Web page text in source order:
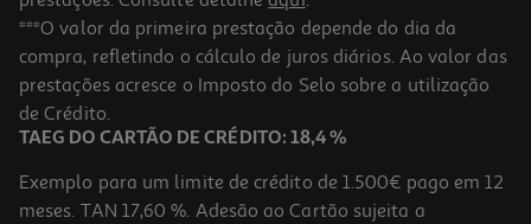
3.4 (182)
Auscultadores Gaming Jbl Jbl Quantum 400 Preto
79.99 €/un
79,99 €
***O valor da primeira prestação depende do dia da
compra, refletindo o cálculo de juros diários. Ao valor das
prestações acresce o Imposto do Selo sobre a utilização
de Crédito.
TAEG DO CARTÃO DE CRÉDITO: 18,4 %
Exemplo para um limite de crédito de 1.500€ pago em 12
meses. TAN 17,60 %. Adesão ao Cartão sujeita a